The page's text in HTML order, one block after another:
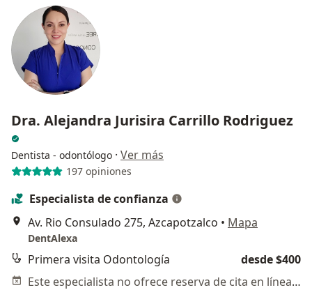
Dra. Alejandra Jurisira Carrillo Rodriguez
Dentista - odontólogo · Ver más
197 opiniones
Especialista de confianza
Av. Rio Consulado 275, Azcapotzalco • Mapa
DentAlexa
Primera visita Odontología
desde $400
Este especialista no ofrece reserva de cita en línea en esta dirección.